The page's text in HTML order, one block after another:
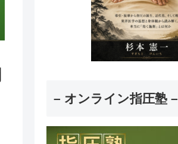
– オンライン指圧塾 –